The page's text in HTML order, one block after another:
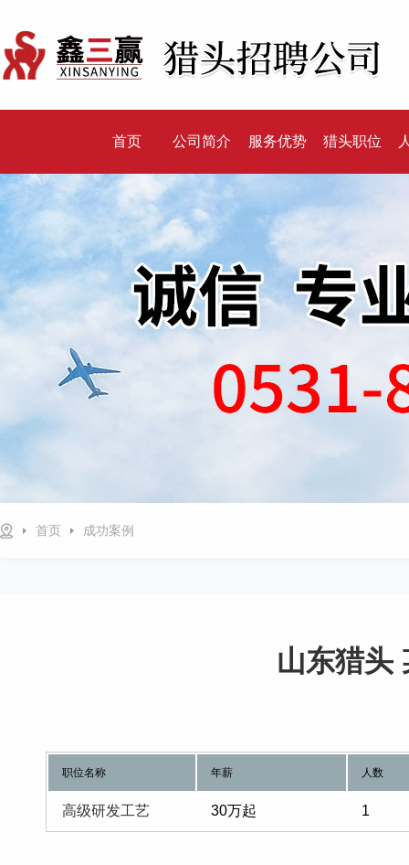
首页 公司简介 服务优势 猎头职位
首页 成功案例
山东猎头
职位名称 年薪 人数
高级研发工艺 30万起 1